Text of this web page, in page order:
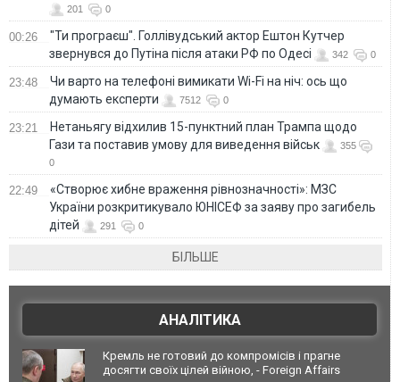
201 0
00:26
"Ти програєш". Голлівудський актор Ештон Кутчер
звернувся до Путіна після атаки РФ по Одесі
342 0
23:48
Чи варто на телефонi вимикати Wi-Fi на ніч: ось що
думають експерти
7512 0
23:21
Нетаньягу відхилив 15-пунктний план Трампа щодо
Гази та поставив умову для виведення військ
355
0
22:49
«Створює хибне враження рівнозначності»: МЗС
України розкритикувало ЮНІСЕФ за заяву про загибель
дітей
291 0
БІЛЬШЕ
АНАЛІТИКА
Кремль не готовий до компромісів і прагне
досягти своїх цілей війною, - Foreign Affairs